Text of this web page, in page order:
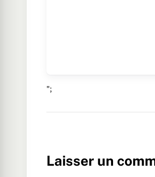
";
Laisser un